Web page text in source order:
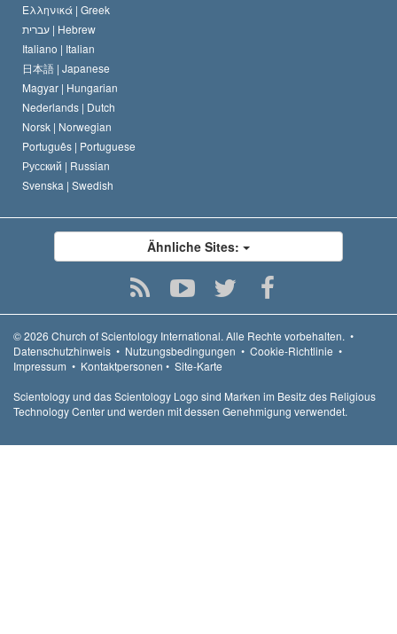
Ελληνικά | Greek
עברית | Hebrew
Italiano | Italian
日本語 | Japanese
Magyar | Hungarian
Nederlands | Dutch
Norsk | Norwegian
Português | Portuguese
Русский | Russian
Svenska | Swedish
Ähnliche Sites:
© 2026 Church of Scientology International. Alle Rechte vorbehalten. •
Datenschutzhinweis • Nutzungsbedingungen • Cookie-Richtlinie •
Impressum • Kontaktpersonen • Site-Karte
Scientology und das Scientology Logo sind Marken im Besitz des Religious
Technology Center und werden mit dessen Genehmigung verwendet.